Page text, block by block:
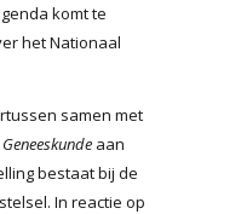
komt te
het Nationaal
samen met
aan
bestaat bij de
In reactie op